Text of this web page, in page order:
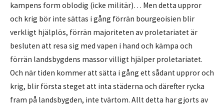
kampens form oblodig (icke militär)… Men detta uppror
och krig bör inte sättas i gång förrän bourgeoisien blir
verkligt hjälplös, förrän majoriteten av proletariatet är
besluten att resa sig med vapen i hand och kämpa och
förrän landsbygdens massor villigt hjälper proletariatet.
Och när tiden kommer att sätta i gång ett sådant uppror och
krig, blir första steget att inta städerna och därefter rycka
fram på landsbygden, inte tvärtom. Allt detta har gjorts av